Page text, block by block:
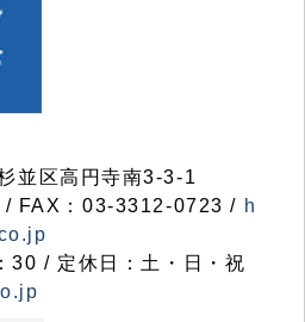
並区高円寺南3-3-1
FAX：03-3312-0723 / h
30 / 定休日：土・日・祝